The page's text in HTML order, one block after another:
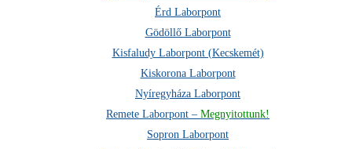
Érd Laborpont
Gödöllő Laborpont
Kisfaludy Laborpont (Kecskemét)
Kiskorona Laborpont
Nyíregyháza Laborpont
Remete Laborpont – Megnyitottunk!
Sopron Laborpont